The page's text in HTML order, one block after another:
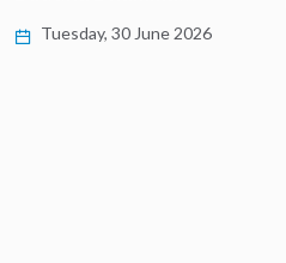
Tuesday, 30 June 2026